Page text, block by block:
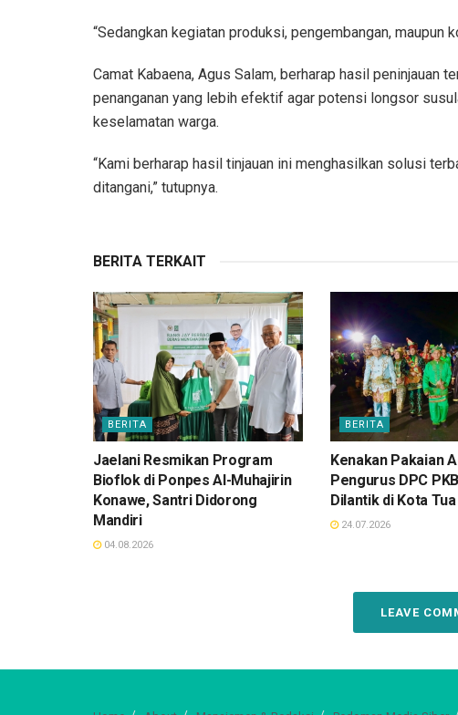
“Sedangkan kegiatan produksi, pengembangan, maupun
Camat Kabaena, Agus Salam, berharap hasil peninjauan
penanganan yang lebih efektif agar potensi longsor
keselamatan warga.
“Kami berharap hasil tinjauan ini menghasilkan solusi
ditangani,” tutupnya.
BERITA TERKAIT
BERITA
Jaelani Resmikan Program
Bioflok di Ponpes Al-Muhajirin
Konawe, Santri Didorong
Mandiri
04.08.2026
BERITA
Kenakan Pakaian
Pengurus DPC
Dilantik di Kota
24.07.2026
LEAVE